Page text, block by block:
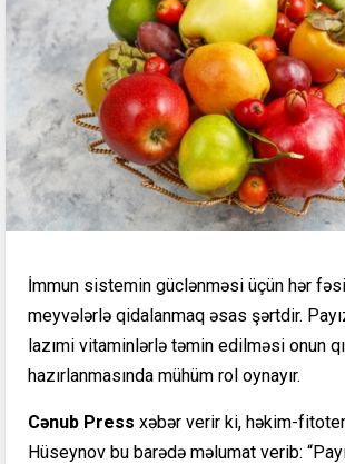
İmmun sistemin güclənməsi üçün hər
meyvələrlə qidalanmaq əsas şərtdir.
lazımi vitaminlərlə təmin edilməsi onun
hazırlanmasında mühüm rol oynayır.
Cənub Press xəbər verir ki, həkim-
Hüseynov bu barədə məlumat verib: